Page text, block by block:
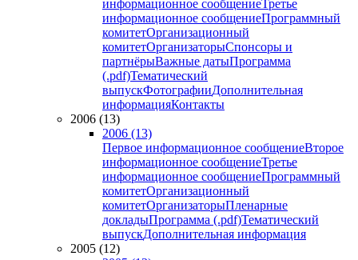
информационное сообщениеТретье
информационное сообщениеПрограммный
комитетОрганизационный
комитетОрганизаторыСпонсоры и
партнёрыВажные датыПрограмма
(.pdf)Тематический
выпускФотографииДополнительная
информацияКонтакты
2006 (13)
2006 (13)
Первое информационное сообщениеВторое
информационное сообщениеТретье
информационное сообщениеПрограммный
комитетОрганизационный
комитетОрганизаторыПленарные
докладыПрограмма (.pdf)Тематический
выпускДополнительная информация
2005 (12)